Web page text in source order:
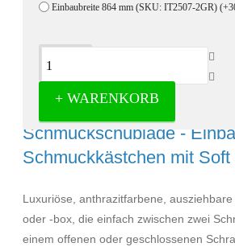
Einbaubreite 864 mm (SKU: IT2507-2GR)
+ WARENKORB
Beschreibung
Milano Luxuriöse
Schmuckschublade -
Schmuckkästchen mit Soft
Luxuriöse, anthrazitfarbene,
oder -box, die einfach zwischen zwei
einem offenen oder geschlossenen